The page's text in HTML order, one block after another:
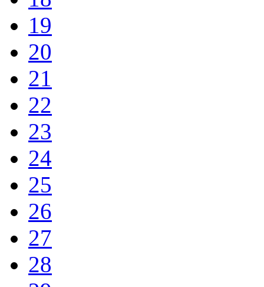
19
20
21
22
23
24
25
26
27
28